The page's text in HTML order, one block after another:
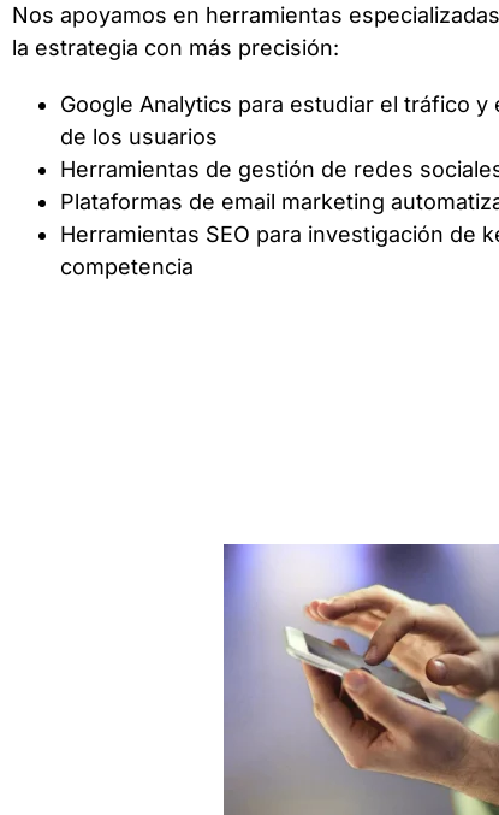
Nos apoyamos en herramientas
la estrategia con más precisión:
Google Analytics para estudiar el tráfico
de los usuarios
Herramientas de gestión de redes
Plataformas de email marketing
Herramientas SEO para investigación de
competencia